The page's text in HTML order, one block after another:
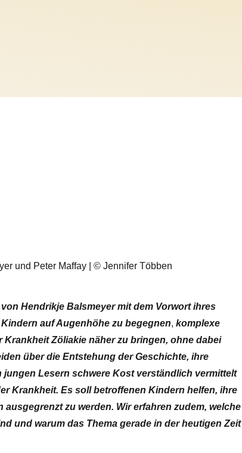
und Peter Maffay | © Jennifer Többen
Hendrikje Balsmeyer mit dem Vorwort ihres
auf Augenhöhe zu begegnen,komplexe
Zöliakie näher zu bringen, ohne dabei
über die Entstehung der Geschichte, ihre
jungen Lesern schwere Kost verständlich vermittelt
Krankheit. Es sollbetroffenen Kindern helfen, ihre
ausgegrenzt zu werden. Wir erfahren zudem, welche
und warum das Thema gerade in der heutigen Zeit